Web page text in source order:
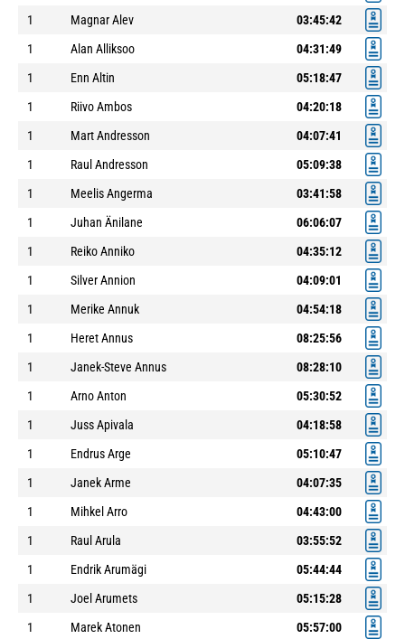
1
Magnar Alev
03:45:42
1
Alan Alliksoo
04:31:49
1
Enn Altin
05:18:47
1
Riivo Ambos
04:20:18
1
Mart Andresson
04:07:41
1
Raul Andresson
05:09:38
1
Meelis Angerma
03:41:58
1
Juhan Änilane
06:06:07
1
Reiko Anniko
04:35:12
1
Silver Annion
04:09:01
1
Merike Annuk
04:54:18
1
Heret Annus
08:25:56
1
Janek-Steve Annus
08:28:10
1
Arno Anton
05:30:52
1
Juss Apivala
04:18:58
1
Endrus Arge
05:10:47
1
Janek Arme
04:07:35
1
Mihkel Arro
04:43:00
1
Raul Arula
03:55:52
1
Endrik Arumägi
05:44:44
1
Joel Arumets
05:15:28
1
Marek Atonen
05:57:00